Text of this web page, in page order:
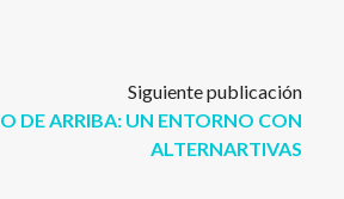
Siguiente publicación
DE ARRIBA: UN ENTORNO CON
ALTERNARTIVAS